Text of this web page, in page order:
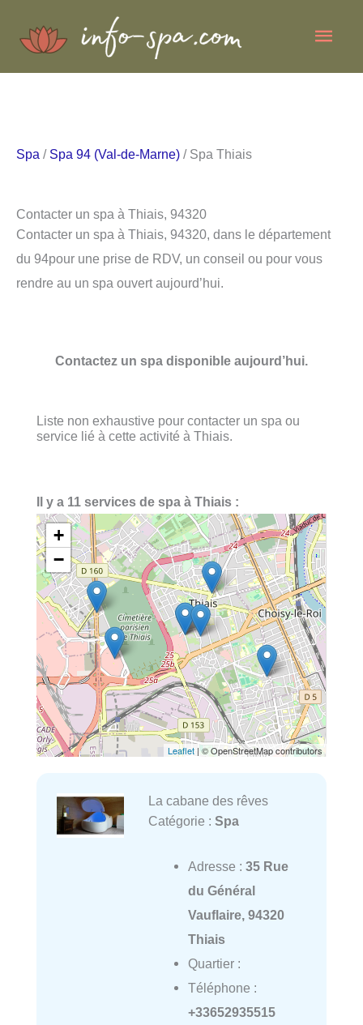
Spa / Spa 94 (Val-de-Marne) / Spa Thiais
Contacter un spa à Thiais, 94320
Contacter un spa à Thiais, 94320, dans le département
du 94pour une prise de RDV, un conseil ou pour vous
rendre au un spa ouvert aujourd’hui.
Contactez un spa disponible aujourd’hui.
Liste non exhaustive pour contacter un spa ou
service lié à cette activité à Thiais.
Il y a 11 services de spa à Thiais :
+
−
Leaflet | © OpenStreetMap contributors
La cabane des rêves
Catégorie : Spa
Adresse : 35 Rue
du Général
Vauflaire, 94320
Thiais
Quartier :
Téléphone :
+33652935515